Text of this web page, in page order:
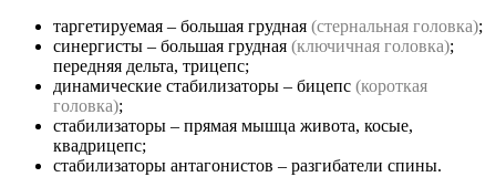
таргетируемая – большая грудная (стернальная головка);
синергисты – большая грудная (ключичная головка);
передняя дельта, трицепс;
динамические стабилизаторы – бицепс (короткая
головка);
стабилизаторы – прямая мышца живота, косые,
квадрицепс;
стабилизаторы антагонистов – разгибатели спины.